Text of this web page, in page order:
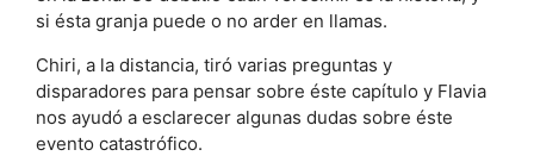
si ésta granja puede o no arder en llamas.
Chiri, a la distancia, tiró varias preguntas y
disparadores para pensar sobre éste capítulo y Flavia
nos ayudó a esclarecer algunas dudas sobre éste
evento catastrófico.